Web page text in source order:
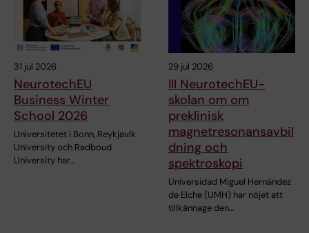
31 jul 2026
NeurotechEU
Business Winter
School 2026
Universitetet i Bonn, Reykjavík
University och Radboud
University har…
29 jul 2026
III NeurotechEU-
skolan om om
preklinisk
magnetresonansavbil
dning och
spektroskopi
Universidad Miguel Hernández
de Elche (UMH) har nöjet att
tillkännage den…